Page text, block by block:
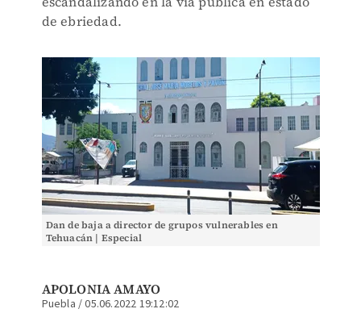
de ebriedad.
Dan de baja a director de grupos vulnerables en
Tehuacán | Especial
APOLONIA AMAYO
Puebla /05.06.2022 19:12:02